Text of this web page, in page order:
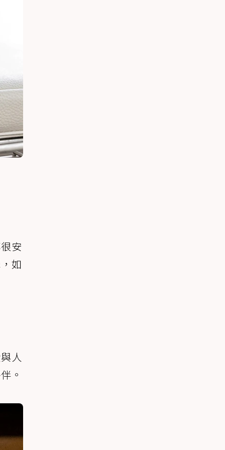
安
如
人
。